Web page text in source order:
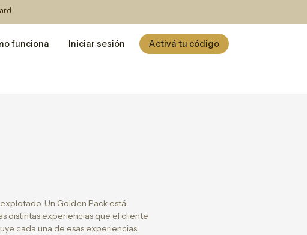
funciona Iniciar sesión Activá tu código
Un Golden Pack está
distintas experiencias que el cliente
cada una de esas experiencias;